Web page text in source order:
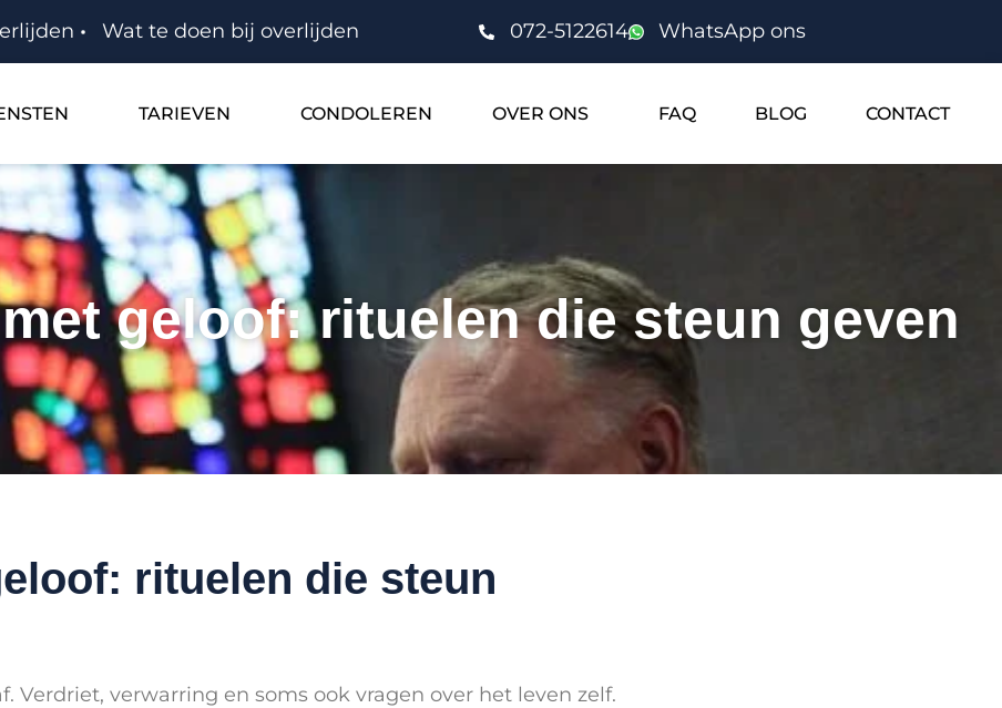
Wat te doen bij overlijden 072-5122614 WhatsApp ons
TARIEVEN CONDOLEREN OVER ONS FAQ BLOG CONTACT
geloof: rituelen die steun geven
rituelen die steun
Verdriet, verwarring en soms ook vragen over het leven zelf.